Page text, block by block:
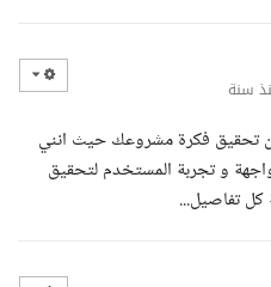
سنة
تحقيق فكرة مشروعك حيث انني
و تجربة المستخدم لتحقيق
كل تفاصيل...